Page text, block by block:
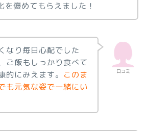
を褒めてもらえました！
口コミ
なり毎日心配でした
ご飯もしっかり食べて
的にみえます。 このま
も元気な姿で一緒にい